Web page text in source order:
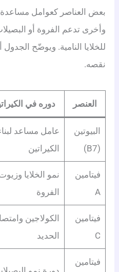
بعض العناصر كعوامل مساعدة،
وأخرى تدعم الفروة أو
للخلايا النامية. ويوضّح
نقصه.
العنصر دوره في الكيراتين
البيوتين
عامل مساعد لبناء
الكيراتين
فيتامين
نمو الخلايا وزيوت
الفروة
فيتامين
الكولاجين
الحديد
فيتامين